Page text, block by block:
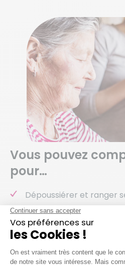
Vous pouvez
pour…
Dépoussiérer et ranger
Nettoyer vos sols
moquette, etc.)
Entretenir votre salle de
Entretenir vos sanitaires